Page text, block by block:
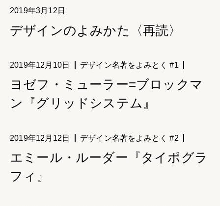
2019年3月12日
デザインのよみかた〈再読〉
2019年12月10日 デザイン名著をよみとく #1
ヨゼフ・ミューラー=ブロックマ
ン『グリッドシステム』
2019年12月12日 デザイン名著をよみとく #2
エミール・ルーダー『タイポグラ
フィ』